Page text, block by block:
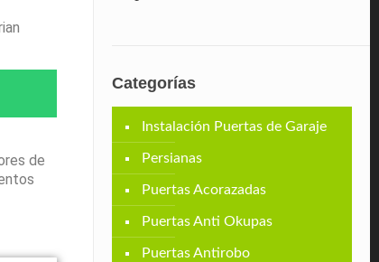
de
Categorías
Instalación Puertas de Garaje
Persianas
Puertas Acorazadas
Puertas Anti Okupas
Puertas Antirobo